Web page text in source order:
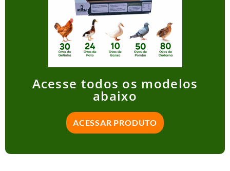
Acesse todos os modelos
abaixo
ACESSAR PRODUTO